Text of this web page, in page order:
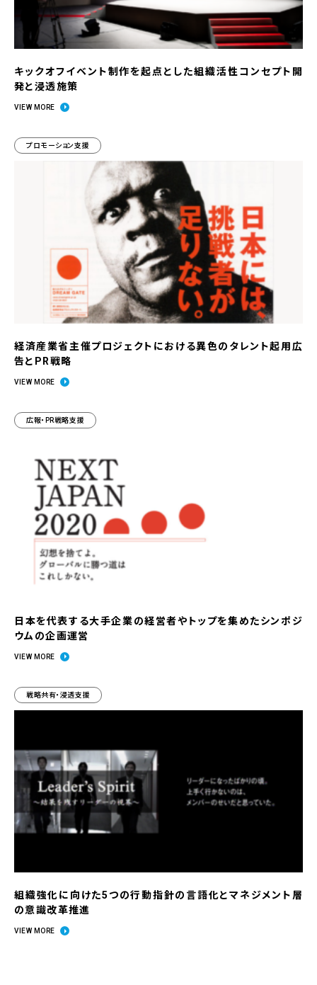
キックオフイベント制作を起点とした組織活性コンセプト開
発と浸透施策
VIEW MORE
プロモーション支援
経済産業省主催プロジェクトにおける異色のタレント起用広
告とPR戦略
VIEW MORE
広報・PR戦略支援
日本を代表する大手企業の経営者やトップを集めたシンポジ
ウムの企画運営
VIEW MORE
戦略共有・浸透支援
組織強化に向けた5つの行動指針の言語化とマネジメント層
の意識改革推進
VIEW MORE